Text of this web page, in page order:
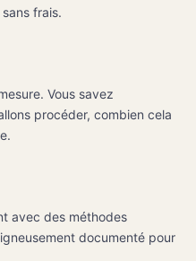
frais.
Vous savez
procéder, combien cela
avec des méthodes
documenté pour